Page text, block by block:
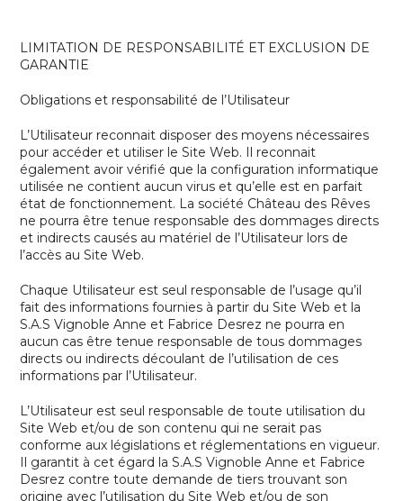
LIMITATION DE RESPONSABILITÉ ET EXCLUSION DE
GARANTIE
Obligations et responsabilité de l’Utilisateur
L’Utilisateur reconnait disposer des moyens nécessaires
pour accéder et utiliser le Site Web. Il reconnait
également avoir vérifié que la configuration informatique
utilisée ne contient aucun virus et qu’elle est en parfait
état de fonctionnement. La société Château des Rêves
ne pourra être tenue responsable des dommages directs
et indirects causés au matériel de l’Utilisateur lors de
l’accès au Site Web.
Chaque Utilisateur est seul responsable de l’usage qu’il
fait des informations fournies à partir du Site Web et la
S.A.S Vignoble Anne et Fabrice Desrez ne pourra en
aucun cas être tenue responsable de tous dommages
directs ou indirects découlant de l’utilisation de ces
informations par l’Utilisateur.
L’Utilisateur est seul responsable de toute utilisation du
Site Web et/ou de son contenu qui ne serait pas
conforme aux législations et réglementations en vigueur.
Il garantit à cet égard laS.A.S Vignoble Anne et Fabrice
Desrez contre toute demande de tiers trouvant son
origine avec l’utilisation du Site Web et/ou de son